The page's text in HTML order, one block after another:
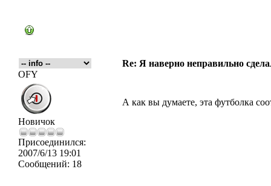
Re: Я наверно неправильно
OFY
Новичок
Присоединился:
2007/6/13 19:01
Сообщений: 18
А как вы думаете, эта футболка